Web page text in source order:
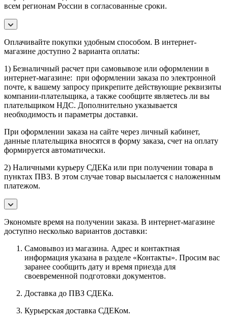
всем регионам России в согласованные сроки.
Оплачивайте покупки удобным способом. В интернет-
магазине доступно 2 варианта оплаты:
1) Безналичный расчет при самовывозе или оформлении в
интернет-магазине: при оформлении заказа по электронной
почте, к вашему запросу прикрепите действующие реквизиты
компании-плательщика, а также сообщите являетесь ли вы
плательщиком НДС. Дополнительно указывается
необходимость и параметры доставки.
При оформлении заказа на сайте через личный кабинет,
данные плательщика вносятся в форму заказа, счет на оплату
формируется автоматически.
2) Наличными курьеру СДЕКа или при получении товара в
пунктах ПВЗ. В этом случае товар высылается с наложенным
платежом.
Экономьте время на получении заказа. В интернет-магазине
доступно несколько вариантов доставки:
Самовывоз из магазина. Адрес и контактная
информация указана в разделе «Контакты». Просим вас
заранее сообщить дату и время приезда для
своевременной подготовки документов.
Доставка до ПВЗ СДЕКа.
Курьерская доставка СДЕКом.